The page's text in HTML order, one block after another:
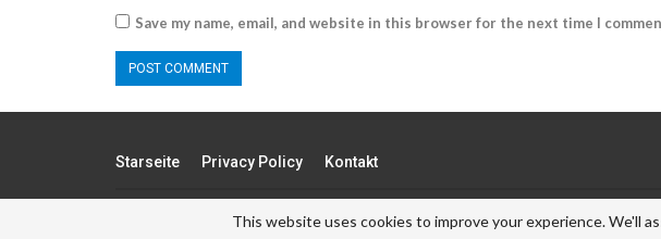
Save my name, email, and website in this browser for the next time I
Starseite Privacy Policy Kontakt
This website uses cookies to improve your experience. We'll